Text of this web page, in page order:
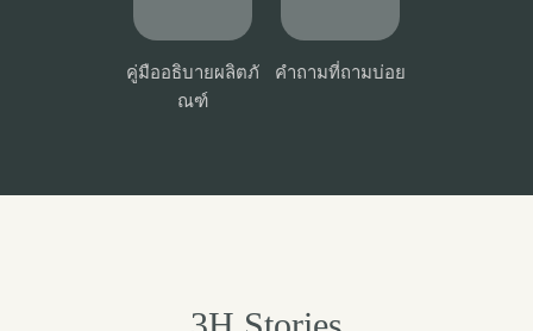
คู่มืออธิบายผลิตภั
ณฑ์
คำถามที่ถามบ่อย